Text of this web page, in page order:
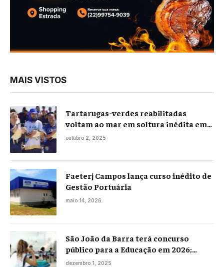
MAIS VISTOS
Tartarugas-verdes reabilitadas
voltam ao mar em soltura inédita em
Praia Seca
outubro 2, 2025
Faeterj Campos lança curso inédito de
Gestão Portuária
maio 14, 2026
São João da Barra terá concurso
público para a Educação em 2026;
projeto já está na Câmara
dezembro 1, 2025